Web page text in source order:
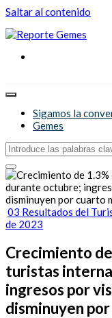
Saltar al contenido
Reporte
Sigamos la
Gemes
03 Resultados del
de 2023
Crecimiento
turistas
ingresos por
disminuyen